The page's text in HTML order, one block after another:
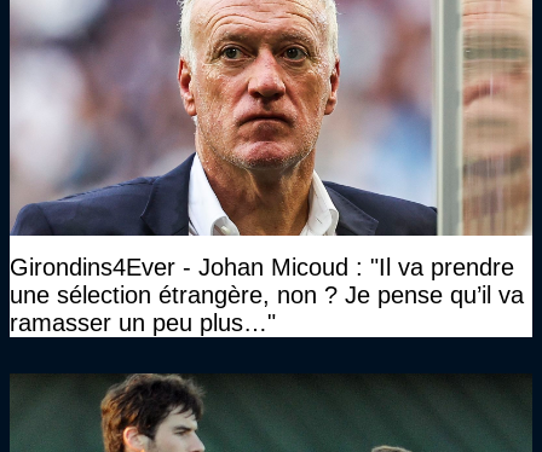
Girondins4Ever - Johan Micoud : "Il va prendre
une sélection étrangère, non ? Je pense qu’il va
ramasser un peu plus…"